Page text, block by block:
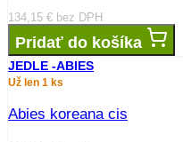
134,15 € bez DPH
Pridať do košíka
JEDLE -ABIES
Už len 1 ks
Abies koreana cis